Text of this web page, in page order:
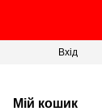
Вхід
Мій кошик